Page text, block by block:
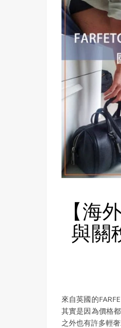
【海
與關
來自英國的
其實是因為價格
之外也有許多輕